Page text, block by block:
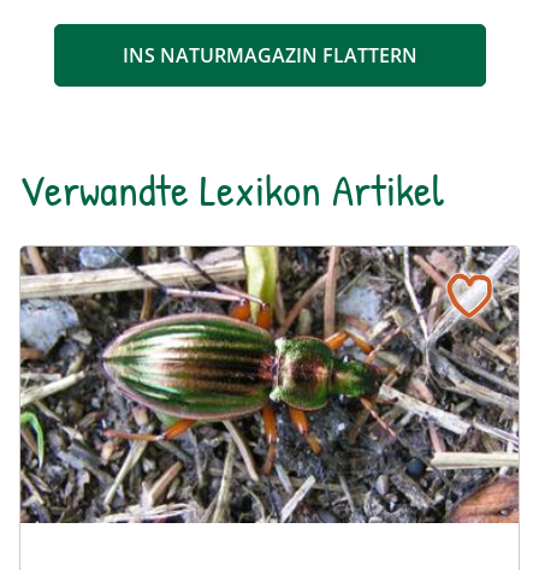
INS NATURMAGAZIN FLATTERN
Verwandte Lexikon Artikel
Goldlaufkäfer
Naturlexikon: Goldlaufkäfer